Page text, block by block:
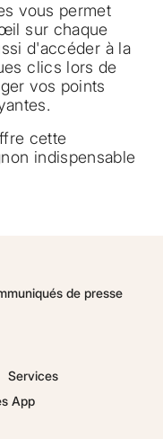
vous permet
sur chaque
d'accéder à la
clics lors de
vos points
cette
indispensable
de presse
Services
App